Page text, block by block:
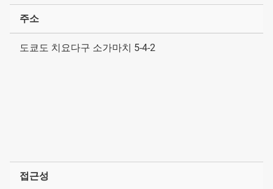
주소
도쿄도 치요다구 소가마치 5-4-2
접근성